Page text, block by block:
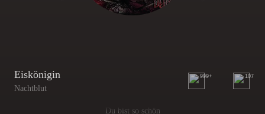
Eiskönigin
Nachtblut
999+ 107
Du bist so schön